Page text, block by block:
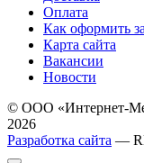
Оплата
Как оформить
Карта сайта
Вакансии
Новости
© ООО «Интернет-
2026
Разработка сайта —